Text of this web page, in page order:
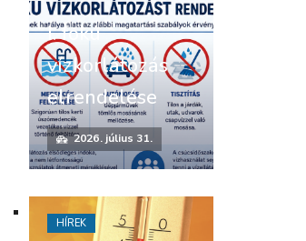
I. fokú
vízkorlátozás
elrendelése
2026. július 31.
HÍREK